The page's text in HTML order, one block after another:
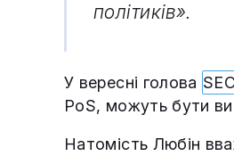
політиків».
У вересні голова SEC
PoS, можуть бути
Натомість Любін